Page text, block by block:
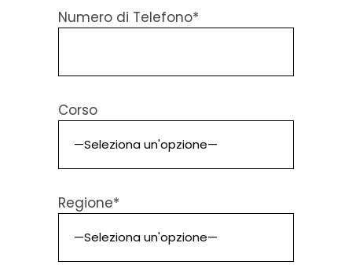
Numero di Telefono*
Corso
Regione*